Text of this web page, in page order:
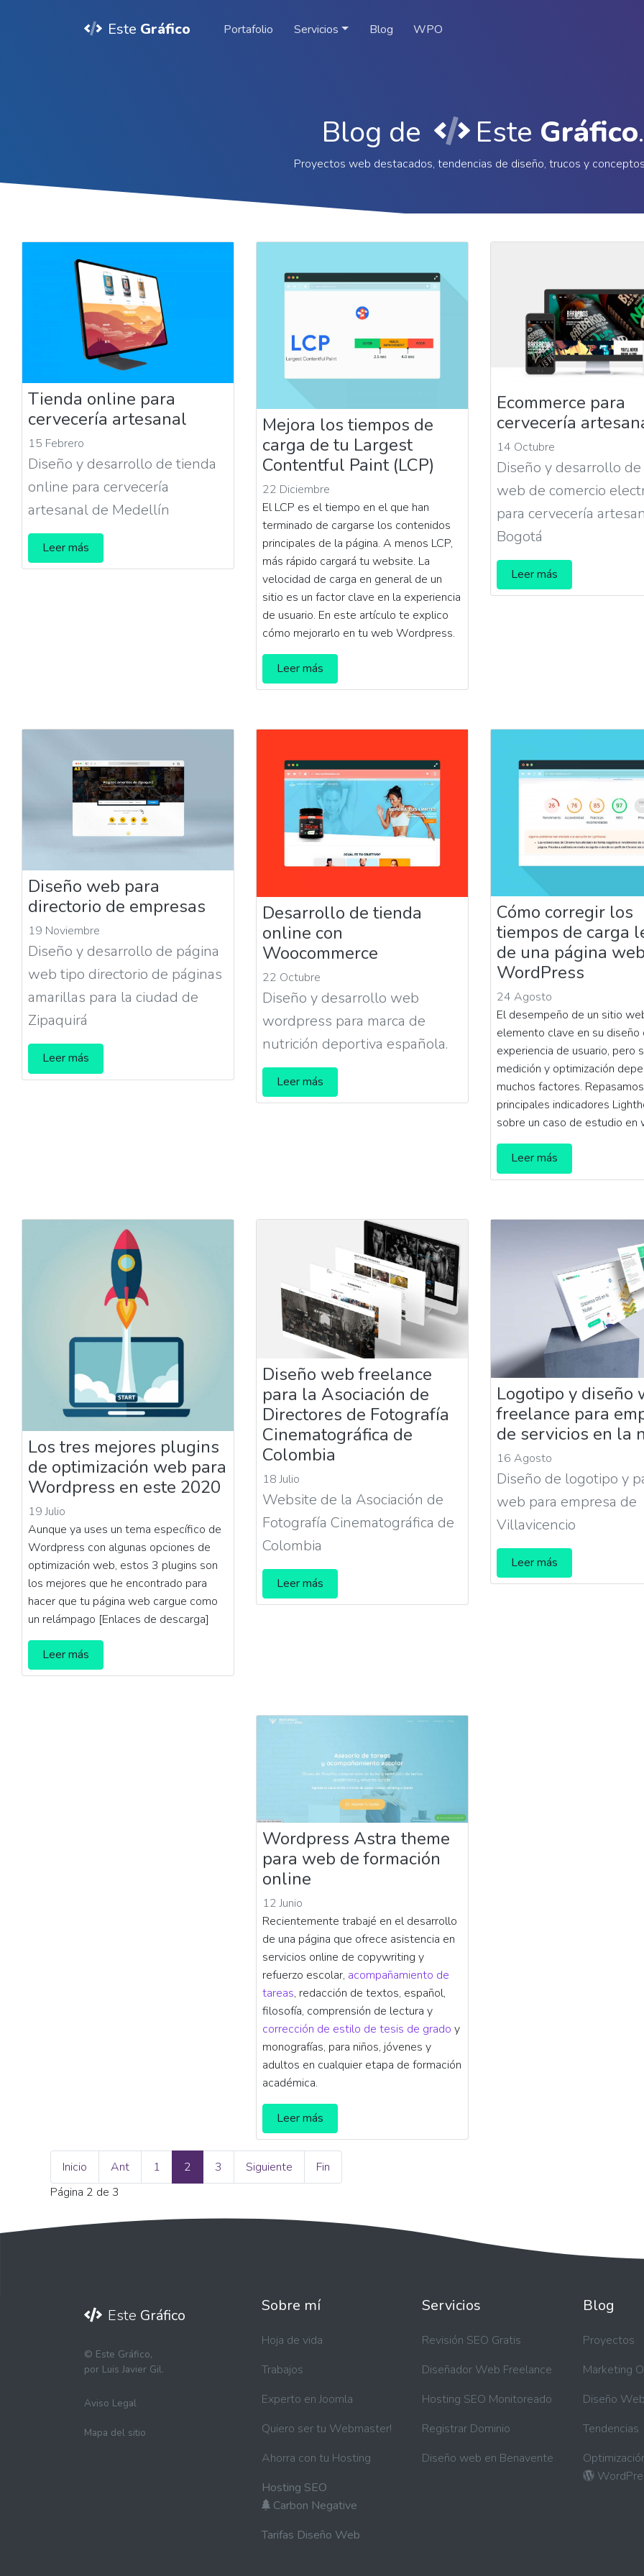
Este Gráfico Portafolio Servicios Blog WPO
Blog de Este Gráfico.
Proyectos web destacados, tendencias de diseño, trucos y
Tienda online para
cervecería artesanal
15 Febrero
Diseño y desarrollo de tienda
online para cervecería
artesanal de Medellín
Leer más
Mejora los tiempos de
carga de tu Largest
Contentful Paint (LCP)
22 Diciembre
El LCP es el tiempo en el que han
terminado de cargarse los contenidos
principales de la página. A menos LCP,
más rápido cargará tu website. La
velocidad de carga en general de un
sitio es un factor clave en la experiencia
de usuario. En este artículo te explico
cómo mejorarlo en tu web Wordpress.
Leer más
Ecommerce para
cervecería
14 Octubre
Diseño y desarrollo
web de comercio
para cervecería
Bogotá
Leer más
Diseño web para
directorio de empresas
19 Noviembre
Diseño y desarrollo de página
web tipo directorio de páginas
amarillas para la ciudad de
Zipaquirá
Leer más
Desarrollo de tienda
online con
Woocommerce
22 Octubre
Diseño y desarrollo web
wordpress para marca de
nutrición deportiva española.
Leer más
Cómo corregir los
tiempos de carga
de una página
WordPress
24 Agosto
El desempeño de un sitio
elemento clave en su diseño
experiencia de usuario, pero
medición y optimización
muchos factores.
principales indicadores
sobre un caso de estudio en
Leer más
Los tres mejores plugins
de optimización web para
Wordpress en este 2020
19 Julio
Aunque ya uses un tema específico de
Wordpress con algunas opciones de
optimización web, estos 3 plugins son
los mejores que he encontrado para
hacer que tu página web cargue como
un relámpago [Enlaces de descarga]
Leer más
Diseño web freelance
para la Asociación de
Directores de Fotografía
Cinematográfica de
Colombia
18 Julio
Website de la Asociación de
Fotografía Cinematográfica de
Colombia
Leer más
Logotipo y diseño
freelance para
de servicios en la
16 Agosto
Diseño de logotipo y
web para empresa de
Villavicencio
Leer más
Wordpress Astra theme
para web de formación
online
12 Junio
Recientemente trabajé en el desarrollo
de una página que ofrece asistencia en
servicios online de copywriting y
refuerzo escolar, acompañamiento de
tareas, redacción de textos, español,
filosofía, comprensión de lectura y
corrección de estilo de tesis de grado y
monografías, para niños, jóvenes y
adultos en cualquier etapa de formación
académica.
Leer más
Inicio Ant 1 2 3 Siguiente
Fin
Página 2 de 3
Este Gráfico
© Este Gráfico,
por Luis Javier Gil.
Aviso Legal
Mapa del sitio
Sobre mí
Hoja de vida
Trabajos
Experto en Joomla
Quiero ser tu Webmaster!
Ahorra con tu Hosting
Hosting SEO
Carbon Negative
Tarifas Diseño Web
Servicios
Revisión SEO Gratis
Diseñador Web Freelance
Hosting SEO Monitoreado
Registrar Dominio
Diseño web en Benavente
Blog
Proyectos
Marketing
Diseño
Tendencias